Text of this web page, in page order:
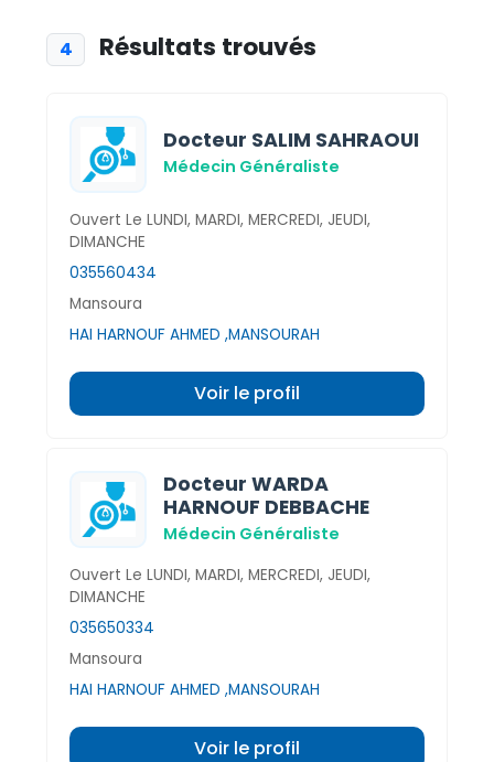
4 Résultats trouvés
Docteur SALIM SAHRAOUI
Médecin Généraliste
Ouvert Le LUNDI, MARDI, MERCREDI, JEUDI,
DIMANCHE
035560434
Mansoura
HAI HARNOUF AHMED ,MANSOURAH
Voir le profil
Docteur WARDA
HARNOUF DEBBACHE
Médecin Généraliste
Ouvert Le LUNDI, MARDI, MERCREDI, JEUDI,
DIMANCHE
035650334
Mansoura
HAI HARNOUF AHMED ,MANSOURAH
Voir le profil